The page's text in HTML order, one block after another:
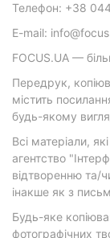
Телефон: +38
E-mail:
FOCUS.UA —
Передрук,
містить
будь-якому
Всі матеріали,
агентство
відтворенню та/
інакше як з
Будь-яке
фотографічних